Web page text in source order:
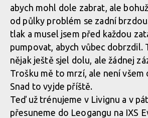
abych mohl dole zabrat, ale
od půlky problém se zadní
tlak a musel jsem před každou
pumpovat, abych vůbec dobrzdil.
nějak ještě sjel dolu, ale žádnej
Trošku mě to mrzí, ale není všem
Snad to vyjde příště.
Teď už trénujeme v Livignu a v
přesuneme do Leogangu na IXS